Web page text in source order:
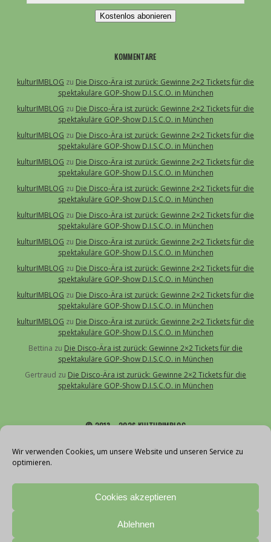
Wir verwenden Cookies, um unsere Website und unseren Service zu
optimieren.
Cookies akzeptieren
Ablehnen
Kostenlos abonieren
KOMMENTARE
kulturIMBLOG zu Die Disco-Ära ist zurück: Gewinne 2×2 Tickets für die
spektakuläre GOP-Show D.I.S.C.O. in München
kulturIMBLOG zu Die Disco-Ära ist zurück: Gewinne 2×2 Tickets für die
spektakuläre GOP-Show D.I.S.C.O. in München
kulturIMBLOG zu Die Disco-Ära ist zurück: Gewinne 2×2 Tickets für die
spektakuläre GOP-Show D.I.S.C.O. in München
kulturIMBLOG zu Die Disco-Ära ist zurück: Gewinne 2×2 Tickets für die
spektakuläre GOP-Show D.I.S.C.O. in München
kulturIMBLOG zu Die Disco-Ära ist zurück: Gewinne 2×2 Tickets für die
spektakuläre GOP-Show D.I.S.C.O. in München
kulturIMBLOG zu Die Disco-Ära ist zurück: Gewinne 2×2 Tickets für die
spektakuläre GOP-Show D.I.S.C.O. in München
kulturIMBLOG zu Die Disco-Ära ist zurück: Gewinne 2×2 Tickets für die
spektakuläre GOP-Show D.I.S.C.O. in München
kulturIMBLOG zu Die Disco-Ära ist zurück: Gewinne 2×2 Tickets für die
spektakuläre GOP-Show D.I.S.C.O. in München
kulturIMBLOG zu Die Disco-Ära ist zurück: Gewinne 2×2 Tickets für die
spektakuläre GOP-Show D.I.S.C.O. in München
kulturIMBLOG zu Die Disco-Ära ist zurück: Gewinne 2×2 Tickets für die
spektakuläre GOP-Show D.I.S.C.O. in München
Bettina zu Die Disco-Ära ist zurück: Gewinne 2×2 Tickets für die
spektakuläre GOP-Show D.I.S.C.O. in München
Gertraud zu Die Disco-Ära ist zurück: Gewinne 2×2 Tickets für die
spektakuläre GOP-Show D.I.S.C.O. in München
© 2013 – 2026 KULTURIMBLOG
Über uns
Impressum
Datenschutz
Teilnahmebedingungen Gewinnspiele